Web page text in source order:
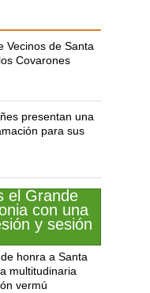
Vecinos de Santa
Covarones
presentan una
para sus
honra a Santa
multitudinaria
vermú